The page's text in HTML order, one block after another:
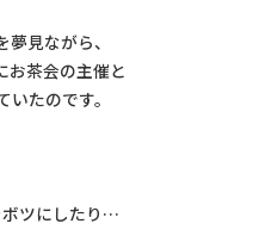
見ながら、
お茶会の主催と
たのです。
ツにしたり…